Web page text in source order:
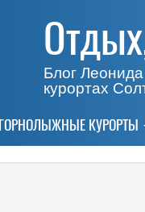
Блог
курортах
ГОРНОЛЫЖНЫЕ КУРОРТЫ